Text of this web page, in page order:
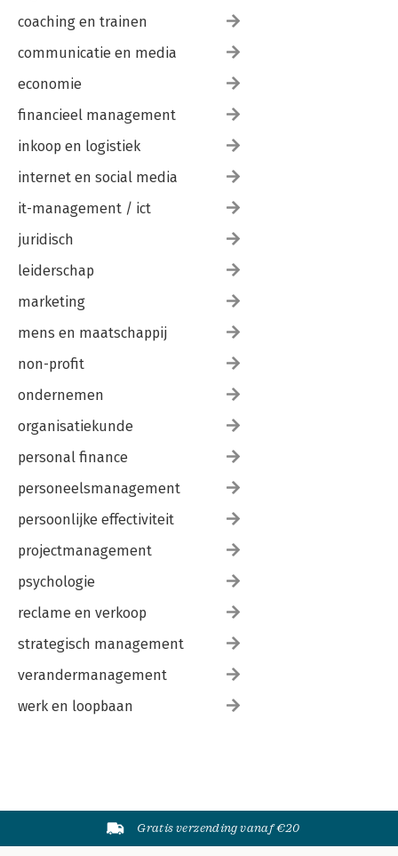
coaching en trainen
communicatie en media
economie
financieel management
inkoop en logistiek
internet en social media
it-management / ict
juridisch
leiderschap
marketing
mens en maatschappij
non-profit
ondernemen
organisatiekunde
personal finance
personeelsmanagement
persoonlijke effectiviteit
projectmanagement
psychologie
reclame en verkoop
strategisch management
verandermanagement
werk en loopbaan
Gratis verzending vanaf €20